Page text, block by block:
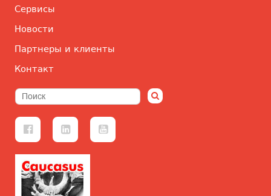
Сервисы
Новости
Партнеры и клиенты
Контакт